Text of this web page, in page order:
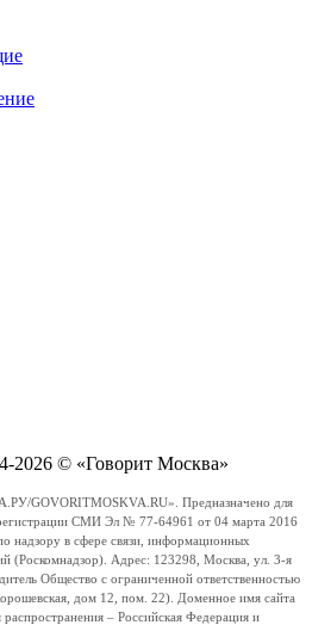
2026 © «Говорит Москва»
GOVORITMOSKVA.RU». Предназначено для
регистрации СМИ Эл № 77-64961 от 04 марта 2016
надзору в сфере связи, информационных
(Роскомнадзор). Адрес: 123298, Москва, ул. 3-я
Общество с ограниченной ответственностью
дом 12, пом. 22). Доменное имя сайта
– Российская Федерация и